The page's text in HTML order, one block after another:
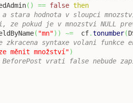
( ) == false then
stara hodnota v sloupci
pokud je v mnozstvi NULL
( "mn") ) ~=
  cf
.tonumber(
zkracena syntaxe volani
měnit množství")
vrati false nebude